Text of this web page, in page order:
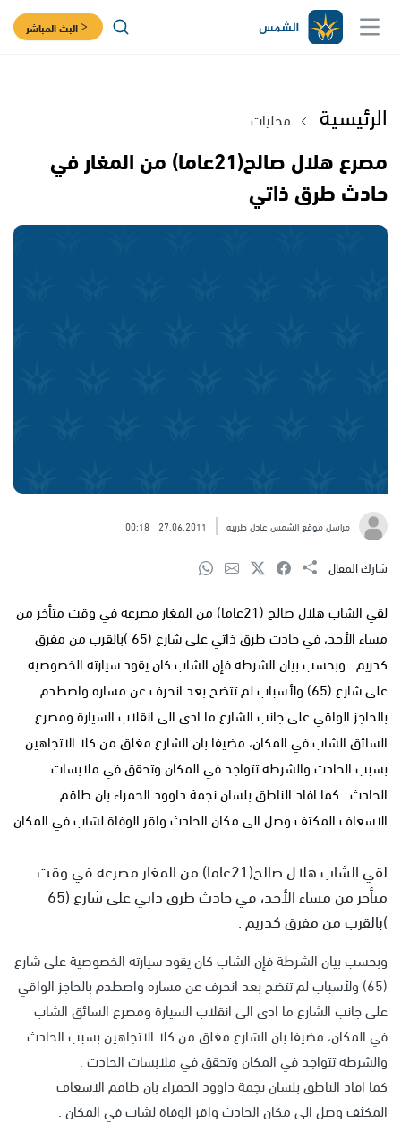
البث المباشر
الرئيسية محليات
مصرع هلال صالح(21عاما) من المغار في
حادث طرق ذاتي
مراسل موقع الشمس عادل طربيه 27.06.2011
00:18
شارك المقال
لقي الشاب هلال صالح (21عاما) من المغار مصرعه في وقت متأخر من
مساء الأحد، في حادث طرق ذاتي على شارع (65 )بالقرب من مفرق
كدريم . وبحسب بيان الشرطة فإن الشاب كان يقود سيارته الخصوصية
على شارع (65) ولأسباب لم تتضح بعد انحرف عن مساره واصطدم
بالحاجز الواقي على جانب الشارع ما ادى الى انقلاب السيارة ومصرع
السائق الشاب في المكان، مضيفا بان الشارع مغلق من كلا الاتجاهين
بسبب الحادث والشرطة تتواجد في المكان وتحقق في ملابسات
الحادث . كما افاد الناطق بلسان نجمة داوود الحمراء بان طاقم
الاسعاف المكثف وصل الى مكان الحادث واقر الوفاة لشاب في المكان
.
لقي الشاب هلال صالح(21عاما) من المغار مصرعه في وقت
متأخر من مساء الأحد، في حادث طرق ذاتي على شارع (65
)بالقرب من مفرق كدريم .
وبحسب بيان الشرطة فإن الشاب كان يقود سيارته الخصوصية على شارع
(65) ولأسباب لم تتضح بعد انحرف عن مساره واصطدم بالحاجز الواقي
على جانب الشارع ما ادى الى انقلاب السيارة ومصرع السائق الشاب
في المكان، مضيفا بان الشارع مغلق من كلا الاتجاهين بسبب الحادث
والشرطة تتواجد في المكان وتحقق في ملابسات الحادث .
كما افاد الناطق بلسان نجمة داوود الحمراء بان طاقم الاسعاف
المكثف وصل الى مكان الحادث واقر الوفاة لشاب في المكان .